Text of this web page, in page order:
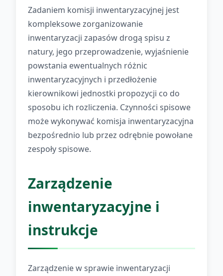
Zadaniem komisji inwentaryzacyjnej jest
kompleksowe zorganizowanie
inwentaryzacji zapasów drogą spisu z
natury, jego przeprowadzenie, wyjaśnienie
powstania ewentualnych różnic
inwentaryzacyjnych i przedłożenie
kierownikowi jednostki propozycji co do
sposobu ich rozliczenia. Czynności spisowe
może wykonywać komisja inwentaryzacyjna
bezpośrednio lub przez odrębnie powołane
zespoły spisowe.
Zarządzenie
inwentaryzacyjne i
instrukcje
Zarządzenie w sprawie inwentaryzacji